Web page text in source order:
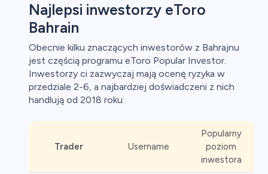
Najlepsi inwestorzy eToro
Bahrain
Obecnie kilku znaczących inwestorów z Bahrajnu
jest częścią programu eToro Popular Investor.
Inwestorzy ci zazwyczaj mają ocenę ryzyka w
przedziale 2-6, a najbardziej doświadczeni z nich
handlują od 2018 roku:
Trader Username
Popularny
poziom
inwestora